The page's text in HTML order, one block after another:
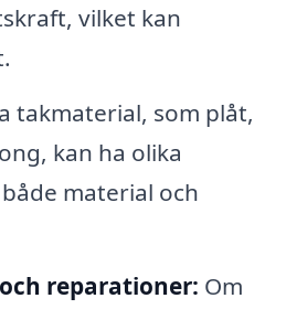
vilket kan
takmaterial, som plåt,
kan ha olika
material och
reparationer: Om